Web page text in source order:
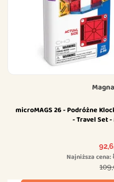
microMAGS 26 - Podróżne
- Travel Set
Najniższa cena: